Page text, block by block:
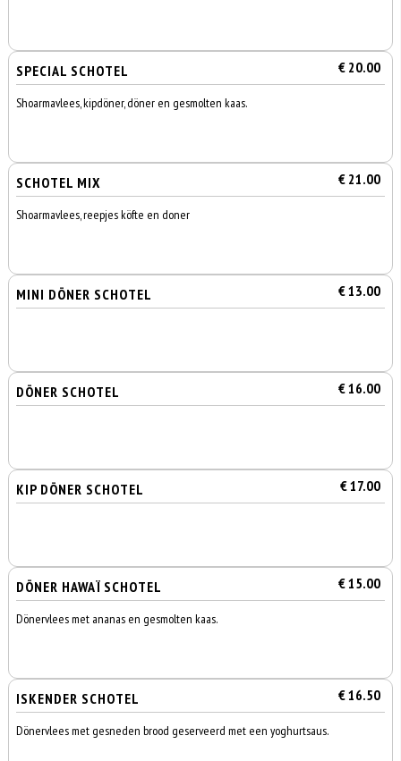
SPECIAL SCHOTEL € 20.00
Shoarmavlees, kipdöner, döner en gesmolten kaas.
SCHOTEL MIX € 21.00
Shoarmavlees, reepjes köfte en doner
MINI DÖNER SCHOTEL € 13.00
DÖNER SCHOTEL € 16.00
KIP DÖNER SCHOTEL € 17.00
DÖNER HAWAÏ SCHOTEL € 15.00
Dönervlees met ananas en gesmolten kaas.
ISKENDER SCHOTEL € 16.50
Dönervlees met gesneden brood geserveerd met een yoghurtsaus.